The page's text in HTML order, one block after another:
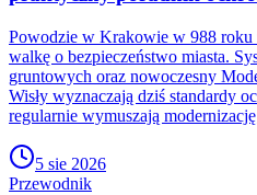
Powodzie w Krakowie w 988 roku
walkę o bezpieczeństwo miasta.
gruntowych oraz nowoczesny
Wisły wyznaczają dziś standardy
regularnie wymuszają
5 sie 2026
Przewodnik